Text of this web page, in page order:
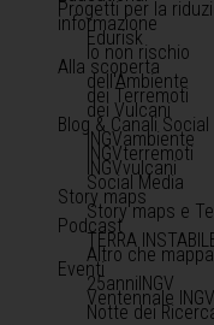
Progetti per la
informazione
Edurisk
Io non rischio
Alla scoperta
dell'Ambiente
dei Terremoti
dei Vulcani
Blog & Canali Social
INGVambiente
INGVterremoti
INGVvulcani
Social Media
Story maps
Story maps e
Podcast
TERRA
Altro che
Eventi
25anniINGV
Ventennale INGV
Notte dei